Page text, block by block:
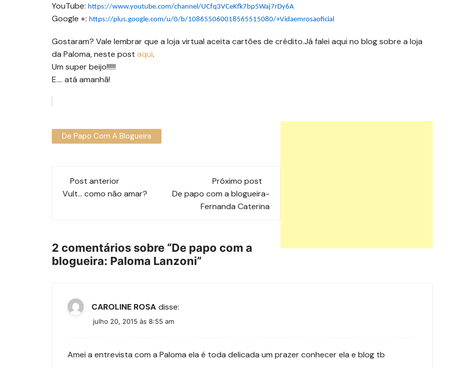
YouTube: https://www.youtube.com/channel/UCfq3VCeKfk7bp5Waj7rDy6A
Google +: https://plus.google.com/u/0/b/108655060018565515080/+Vidaemrosaoficial
Gostaram? Vale lembrar que a loja virtual aceita cartões de crédito.Já falei aqui no blog sobre a loja
da Paloma, neste post aqui.
Um super beijo!!!!!!
E…. atá amanhã!
De Papo Com A Blogueira
Navegação
de
Post anterior
Vult... como não amar?
Próximo post
De papo com a blogueira-
Fernanda Caterina
2 comentários sobre “De papo com a
blogueira: Paloma Lanzoni”
CAROLINE ROSA disse:
julho 20, 2015 às 8:55 am
Amei a entrevista com a Paloma ela é toda delicada um prazer conhecer ela e blog tb